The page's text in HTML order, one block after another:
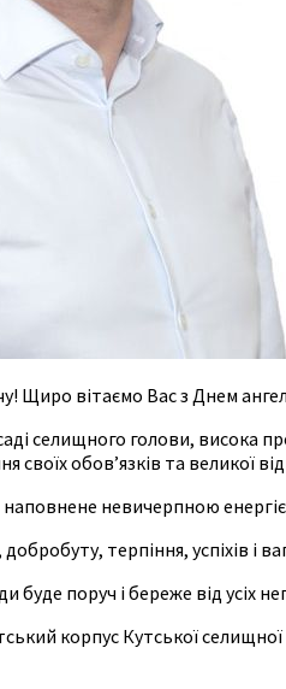
Щиро вітаємо Вас з Днем
селищного голови, висока
своїх обов’язків та великої
невичерпною
терпіння, успіхів і
поруч і береже від усіх
корпус Кутської